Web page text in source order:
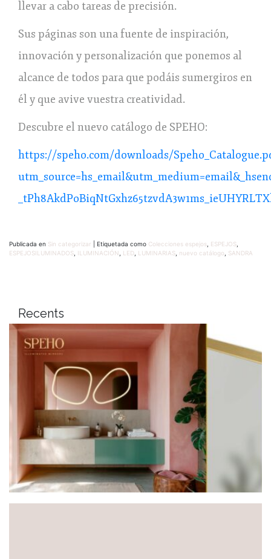
llevar a cabo tareas de precisión.
Sus páginas son una fuente de inspiración,
innovación y personalización que ponemos al
alcance de todos para que podáis sumergiros en
él y que avive vuestra creatividad.
Descubre el nuevo catálogo de SPEHO:
https://speho.com/downloads/
Publicada en Sin categorizar Etiquetada como Colecciones espejos ESPEJOS
ESPEJOSILUMINADOS ILUMINACIÓN LED LUMINARIAS nuevo catálogo SANDRA
Recents